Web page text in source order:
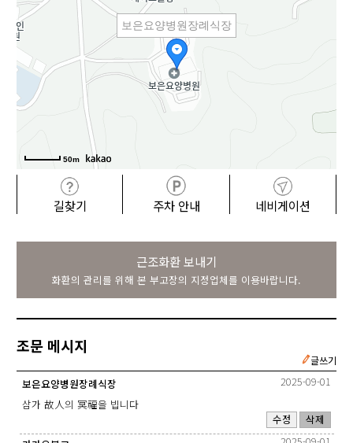
보은요양병원장례식장
50m
길찾기 주차 안내 네비게이션
근조화환 보내기
화환의 관리를 위해 본 부고장의 지정업체를 이용바랍니다.
조문 메시지
글쓰기
보은요양병원장례식장
2025-09-01
삼가 故人의 冥福을 빕니다
수정
삭제